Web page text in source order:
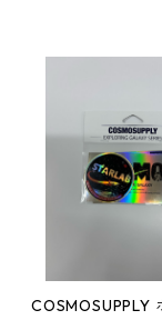
COSMOSUPPLY